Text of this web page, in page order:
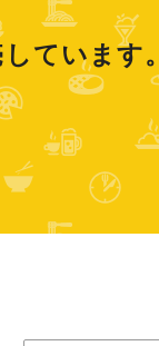
ています